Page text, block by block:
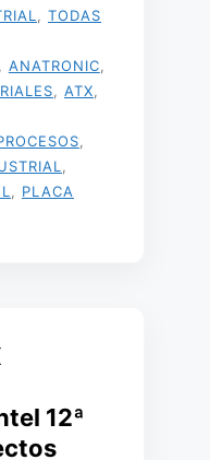
TODAS
ANATRONIC
ATX
PLACA
12ª